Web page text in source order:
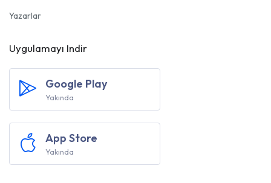
Yazarlar
Uygulamayı Indir
Google Play
Yakında
App Store
Yakında